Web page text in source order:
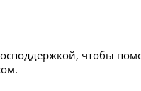
чтобы